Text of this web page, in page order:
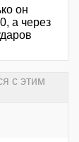
он
а через
с этим